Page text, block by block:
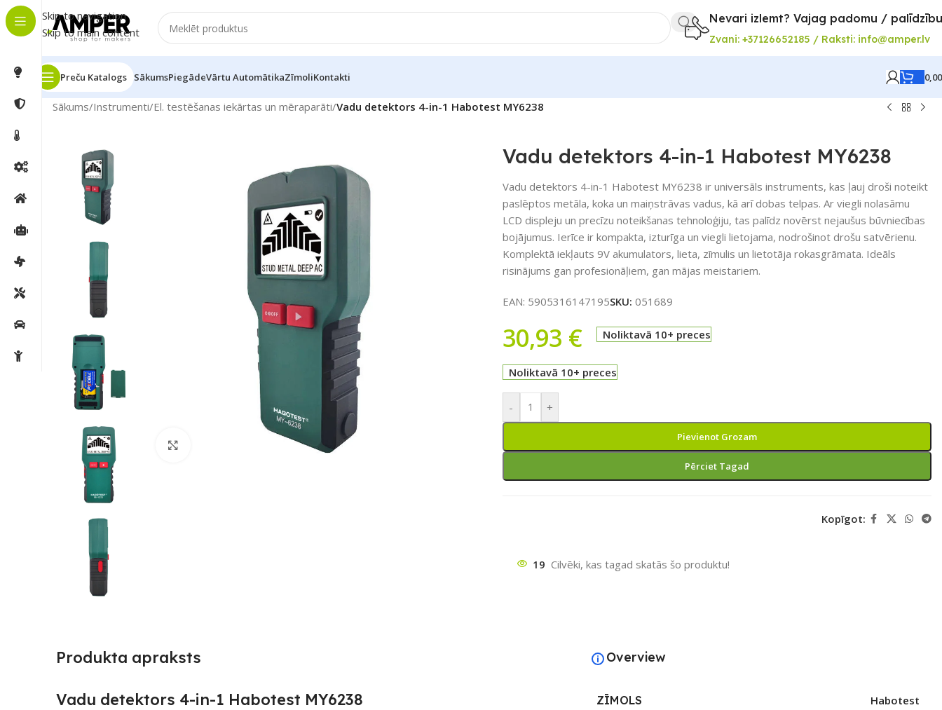
Skip to navigation
Skip to main content
Nevari izlemt? Vajag padomu /
Zvani: +37126652185 / Raksti: info@amper.lv
Preču Katalogs SākumsPiegādeVārtu AutomātikaZīmoliKontakti
Sākums/Instrumenti/El. testēšanas iekārtas un mēraparāti/Vadu detektors 4-in-1 Habotest MY6238
Noklikšķiniet, lai palielinātu
Vadu detektors 4-in-1 Habotest MY6238
Vadu detektors 4-in-1 Habotest MY6238 ir universāls instruments, kas ļauj droši noteikt
paslēptos metāla, koka un maiņstrāvas vadus, kā arī dobas telpas. Ar viegli nolasāmu
LCD displeju un precīzu noteikšanas tehnoloģiju, tas palīdz novērst nejaušus būvniecības
bojājumus. Ierīce ir kompakta, izturīga un viegli lietojama, nodrošinot drošu satvērienu.
Komplektā iekļauts 9V akumulators, lieta, zīmulis un lietotāja rokasgrāmata. Ideāls
risinājums gan profesionāļiem, gan mājas meistariem.
EAN: 5905316147195SKU: 051689
30,93 € Noliktavā 10+ preces
Noliktavā 10+ preces
- +
Pievienot Grozam
Pērciet Tagad
Kopīgot:
19 Cilvēki, kas tagad skatās šo produktu!
Produkta apraksts
Vadu detektors 4-in-1 Habotest MY6238
Overview
ZĪMOLS Habotest